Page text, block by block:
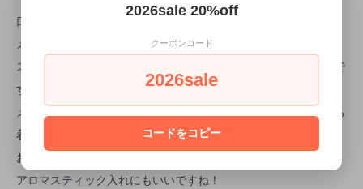
口径2.5㎝×10㎝ 高さ18.5㎝
メタル：チタニウムカラー
スリムなデザインで草花が活けやすく、人気のフラワーベースで
す。。
メタリックグレーカラーはどんなお部屋にも馴染みやすく、落ち
着いた雰囲気にしてくれます。
お部屋のアクセントとして、ギフトとしても喜ばれております。
アロマスティック入れにもいいですね！
2026sale 20%off
クーポンコード
2026sale
コードをコピー